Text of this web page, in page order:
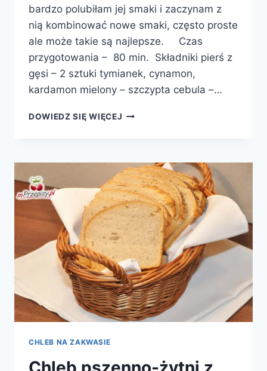
bardzo polubiłam jej smaki i zaczynam z
nią kombinować nowe smaki, często proste
ale może takie są najlepsze. Czas
przygotowania – 80 min. Składniki pierś z
gęsi – 2 sztuki tymianek, cynamon,
kardamon mielony – szczypta cebula –…
DOWIEDZ SIĘ WIĘCEJ PIERŚ
I
PESTKAMI
CHLEB NA ZAKWASIE